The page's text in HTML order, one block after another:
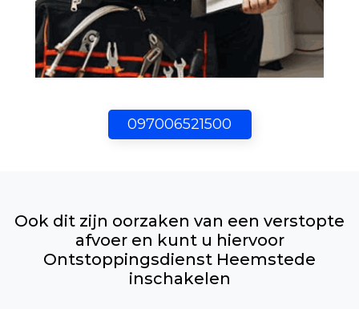
097006521500
Ook dit zijn oorzaken van een verstopte
afvoer en kunt u hiervoor
Ontstoppingsdienst Heemstede
inschakelen